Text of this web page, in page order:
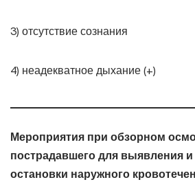
3) отсутствие сознания
4) неадекватное дыхание (+)
Мероприятия при обзорном
пострадавшего для выявления
остановки наружного